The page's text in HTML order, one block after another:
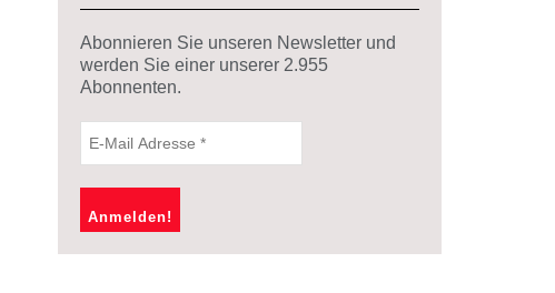
Abonnieren Sie unseren Newsletter und
werden Sie einer unserer 2.955
Abonnenten.